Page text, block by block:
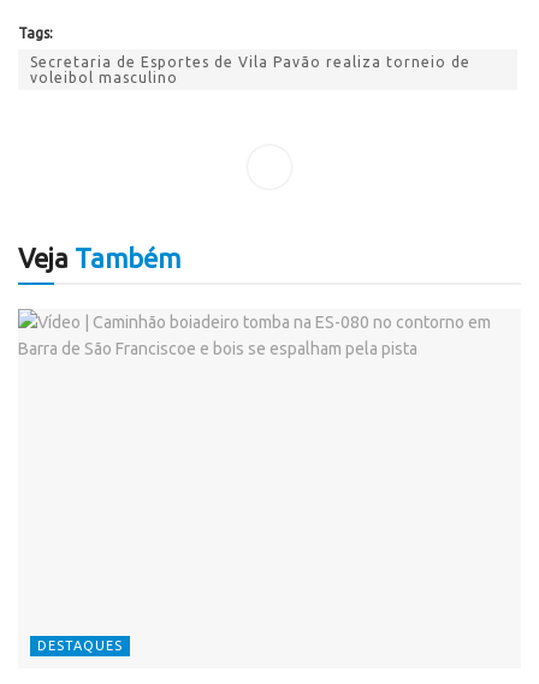
Tags:
Secretaria de Esportes de Vila Pavão realiza torneio de
voleibol masculino
Veja Também
DESTAQUES